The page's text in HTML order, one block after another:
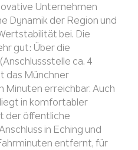
Unternehmen
Dynamik der Region und
bei. Die
gut: Über die
ca. 4
das Münchner
erreichbar. Auch
in komfortabler
der öffentliche
in Eching und
entfernt, für